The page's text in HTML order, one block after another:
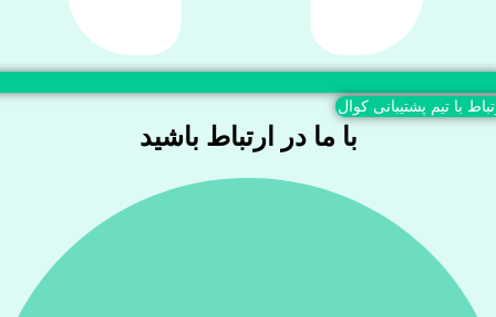
با تیم پشتیبانی کوال
با ما در ارتباط باشید